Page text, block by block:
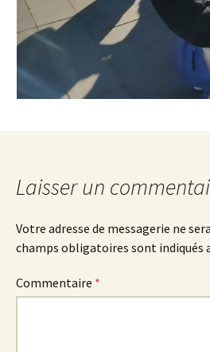
Laisser un
Votre adresse de messagerie ne
champs obligatoires sont indiqués
Commentaire *